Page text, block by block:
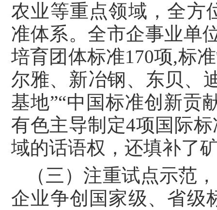
农业等重点领域，全方
准体系。全市企事业单
培育团体标准170项,标
尔雅、新冶钢、东贝、
基地”“中国标准创新贡
有色主导制定4项国际
域的话语权，还填补了
（三）注重试点示范
企业争创国家级、省级